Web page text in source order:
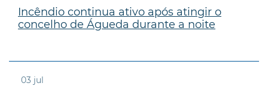
Incêndio continua ativo após atingir o
concelho de Águeda durante a noite
03 jul